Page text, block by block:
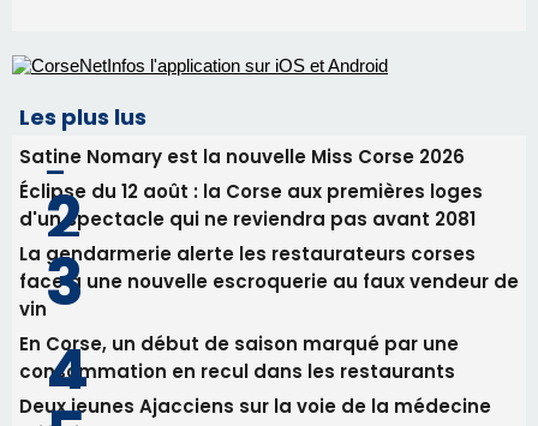
Les plus lus
Satine Nomary est la nouvelle Miss Corse 2026
Éclipse du 12 août : la Corse aux premières loges
d'un spectacle qui ne reviendra pas avant 2081
La gendarmerie alerte les restaurateurs corses
face à une nouvelle escroquerie au faux vendeur de
vin
En Corse, un début de saison marqué par une
consommation en recul dans les restaurants
Deux jeunes Ajacciens sur la voie de la médecine